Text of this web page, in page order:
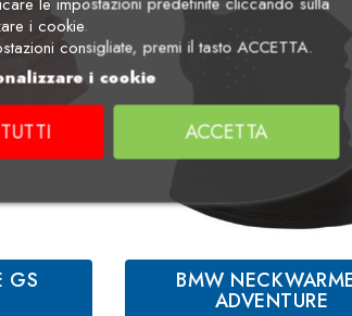
Rosso
GS Antracite
BMW
ADVENTURE
i cookie.
consigliate, premi il tasto ACCETTA.
i cookie
ACCETTA